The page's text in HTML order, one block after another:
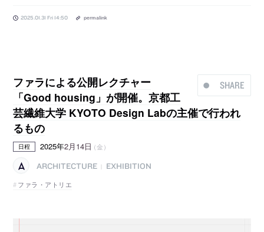
2025.01.31 Fri 14:50 permalink
SHARE
ファラによる公開レクチャー
「Good housing」が開催。京都工
芸繊維大学 KYOTO Design Labの主催で行われ
るもの
日程 2025年2月14日（金）
ARCHITECTURE
EXHIBITION
ファラ・アトリエ